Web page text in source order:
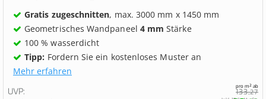
Gratis zugeschnitten, max. 3000 mm x 1450 mm
Geometrisches Wandpaneel 4 mm Stärke
100 % wasserdicht
Tipp: Fordern Sie ein kostenloses Muster an
Mehr erfahren
UVP
133,27
pro m² ab